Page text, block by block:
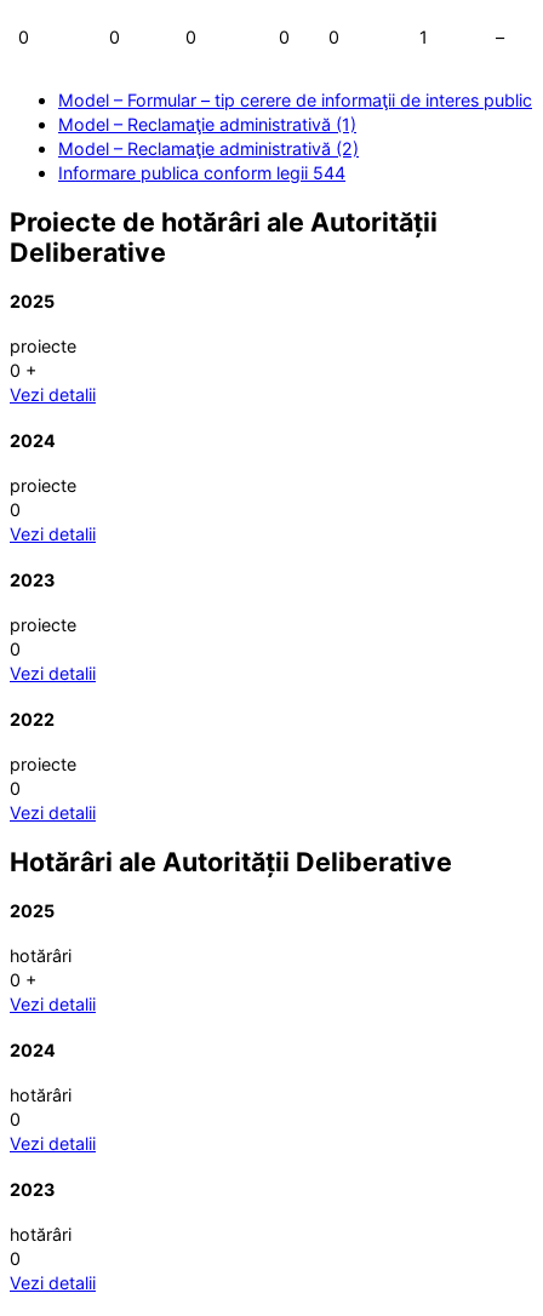
0 0 0 0 0 1 –
Model – Formular – tip cerere de informaţii de interes public
Model – Reclamaţie administrativă (1)
Model – Reclamaţie administrativă (2)
Informare publica conform legii 544
Proiecte de hotărâri ale Autorității
Deliberative
2025
proiecte
0 +
Vezi detalii
2024
proiecte
0
Vezi detalii
2023
proiecte
0
Vezi detalii
2022
proiecte
0
Vezi detalii
Hotărâri ale Autorității Deliberative
2025
hotărâri
0 +
Vezi detalii
2024
hotărâri
0
Vezi detalii
2023
hotărâri
0
Vezi detalii